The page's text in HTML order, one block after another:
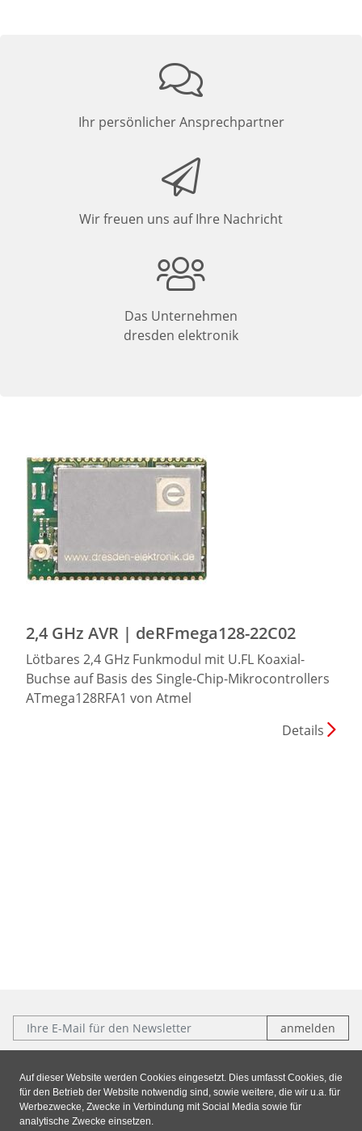
Auf dieser Website werden Cookies eingesetzt. Dies umfasst Cookies, die
für den Betrieb der Website notwendig sind, sowie weitere, die wir u.a. für
Werbezwecke, Zwecke in Verbindung mit Social Media sowie für
analytische Zwecke einsetzen.
Ihr persönlicher Ansprechpartner
Wir freuen uns auf Ihre Nachricht
Das Unternehmen
dresden elektronik
2,4 GHz AVR | deRFmega128-22C02
Lötbares 2,4 GHz Funkmodul mit U.FL Koaxial-
Buchse auf Basis des Single-Chip-Mikrocontrollers
ATmega128RFA1 von Atmel
Details
E-Mail:
Facebook
Instagram
XingLinkedIn